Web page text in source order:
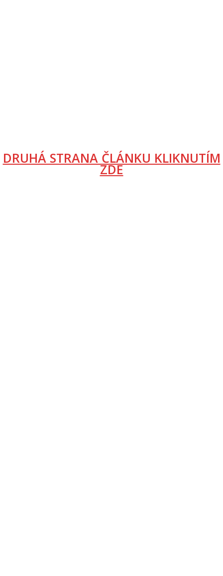
DRUHÁ STRANA ČLÁNKU KLIKNUTÍM
ZDE